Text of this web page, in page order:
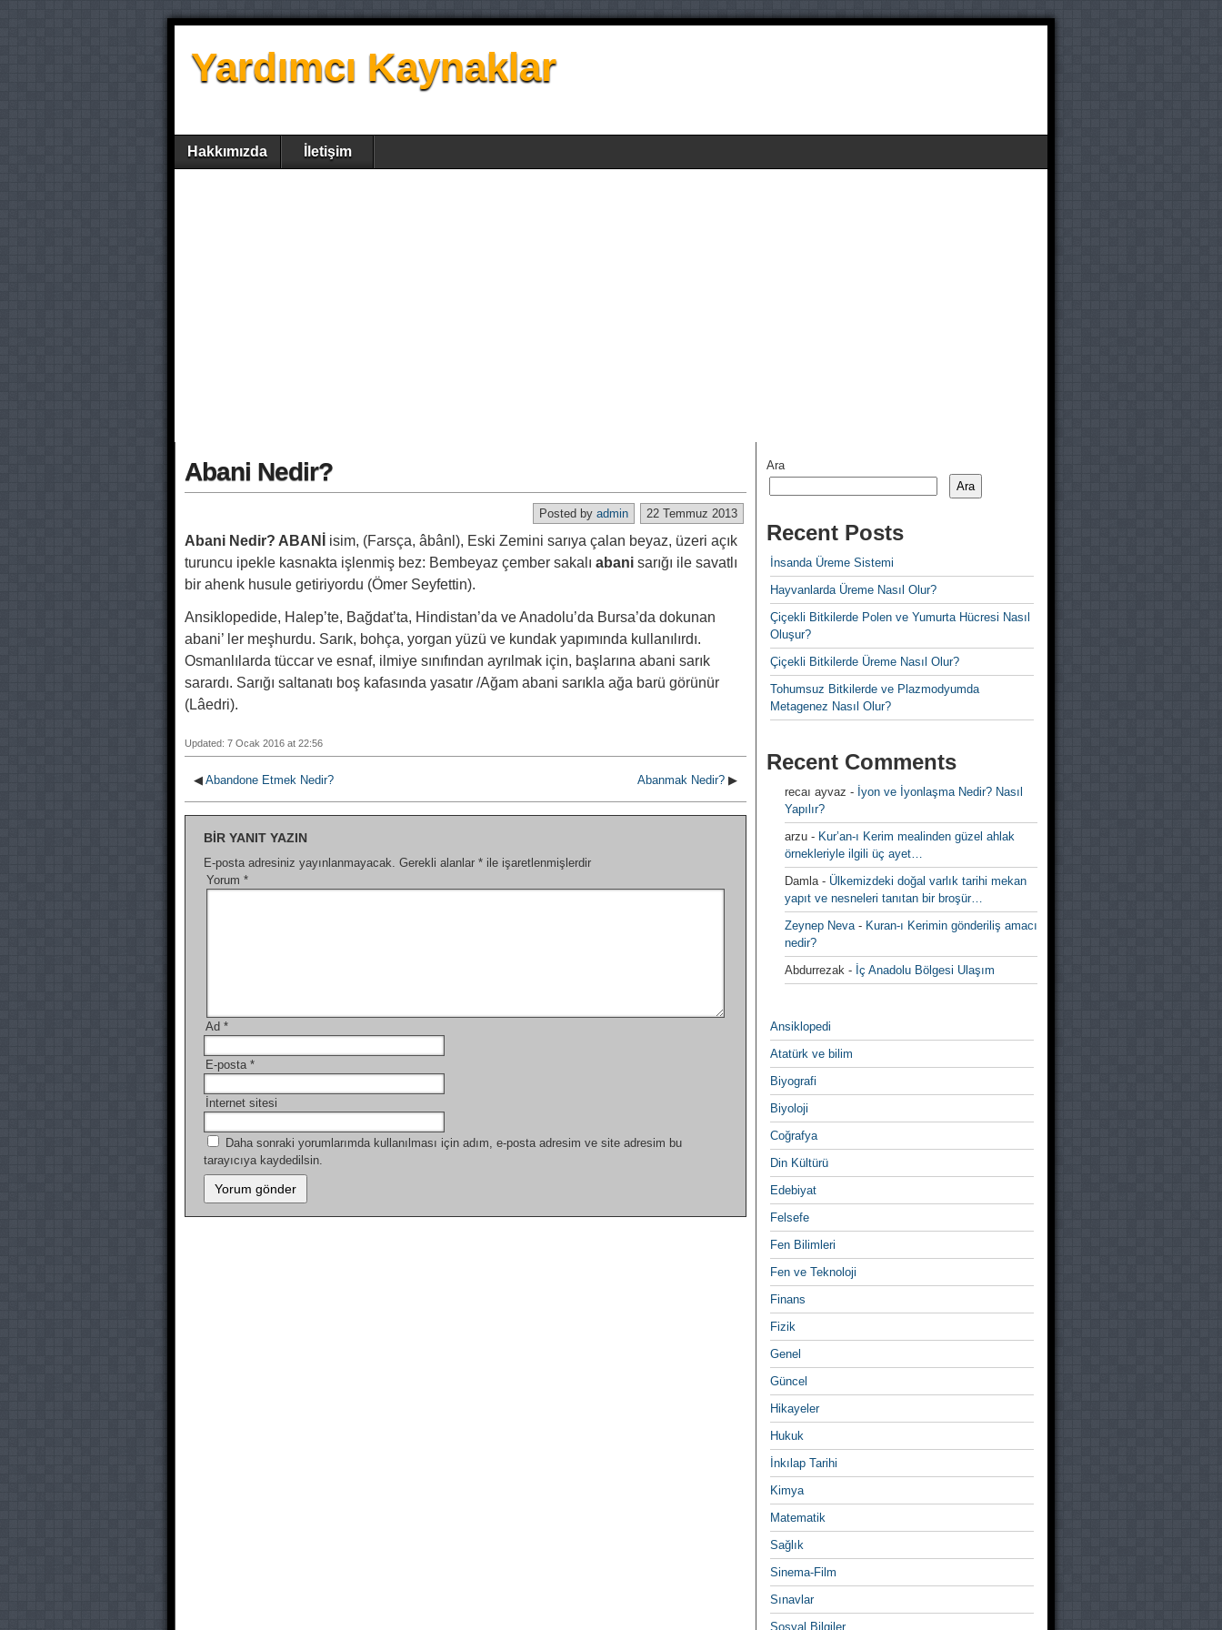
Yardımcı Kaynaklar
Hakkımızda İletişim
Abani Nedir?
22 Temmuz 2013
Posted by admin
Abani Nedir? ABANİ
isim, (Farsça, âbânl), Eski Zemini sarıya çalan beyaz, üzeri açık
turuncu ipekle kasnakta işlenmiş bez: Bembeyaz çember sakalı abani sarığı ile savatlı
bir ahenk husule getiriyordu (Ömer Seyfettin).
Ansiklopedide, Halep’te, Bağdat’ta, Hindistan’da ve Anadolu’da Bursa’da dokunan
abani’ ler meşhurdu. Sarık, bohça, yorgan yüzü ve kundak yapımında kullanılırdı.
Osmanlılarda tüccar ve esnaf, ilmiye sınıfından ayrılmak için, başlarına abani sarık
sarardı. Sarığı saltanatı boş kafasında yasatır /Ağam abani sarıkla ağa barü görünür
(Lâedri).
Updated: 7 Ocak 2016 at 22:56
◀ Abandone Etmek Nedir? Abanmak Nedir? ▶
BIR YANIT YAZIN
E-posta adresiniz yayınlanmayacak. Gerekli alanlar * ile işaretlenmişlerdir
Yorum *
Ad *
E-posta *
İnternet sitesi
Daha sonraki yorumlarımda kullanılması için adım, e-posta adresim ve site adresim bu
tarayıcıya kaydedilsin.
Ara
Ara
Recent Posts
İnsanda Üreme Sistemi
Hayvanlarda Üreme Nasıl Olur?
Çiçekli Bitkilerde Polen ve Yumurta Hücresi Nasıl
Oluşur?
Çiçekli Bitkilerde Üreme Nasıl Olur?
Tohumsuz Bitkilerde ve Plazmodyumda
Metagenez Nasıl Olur?
Recent Comments
recaı ayvaz - İyon ve İyonlaşma Nedir? Nasıl
Yapılır?
arzu - Kur’an-ı Kerim mealinden güzel ahlak
örnekleriyle ilgili üç ayet…
Damla- Ülkemizdeki doğal varlık tarihi mekan
yapıt ve nesneleri tanıtan bir broşür…
Zeynep Neva- Kuran-ı Kerimin gönderiliş amacı
nedir?
Abdurrezak - İç Anadolu Bölgesi Ulaşım
Ansiklopedi
Atatürk ve bilim
Biyografi
Biyoloji
Coğrafya
Din Kültürü
Edebiyat
Felsefe
Fen Bilimleri
Fen ve Teknoloji
Finans
Fizik
Genel
Güncel
Hikayeler
Hukuk
İnkılap Tarihi
Kimya
Matematik
Sağlık
Sinema-Film
Sınavlar
Sosyal Bilgiler